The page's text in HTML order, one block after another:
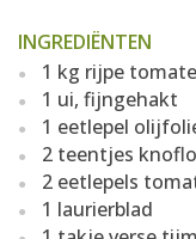
INGREDIËNTEN
1 kg rijpe
1 ui, fijngehakt
1 eetlepel
2 teentjes
2 eetlepels
1 laurierblad